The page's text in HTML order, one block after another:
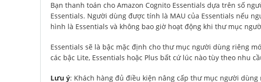
Bạn thanh toán cho Amazon Cognito Essentials dựa trên số
Essentials. Người dùng được tính là MAU của Essentials nếu
hình là Essentials và không bao giờ hoạt động khi thư mục
Essentials sẽ là bậc mặc định cho thư mục người dùng riêng
các bậc Lite, Essentials hoặc Plus bất cứ lúc nào tùy theo nhu
Lưu ý: Khách hàng đủ điều kiện nâng cấp thư mục người dùng